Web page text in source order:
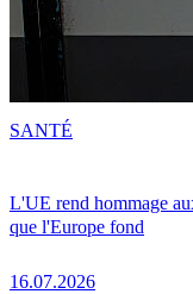
L'UE rend hommage
que l'Europe fond
16.07.2026
SANTÉ